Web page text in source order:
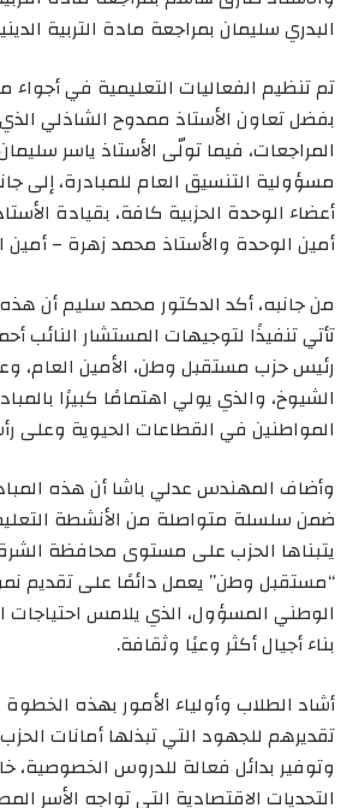
البدري سليمان بمراجعة مادة التربية
تم تنظيم الفعاليات التعليمية في
بفضل تعاون الأستاذ ممدوح الشاذلي
المراجعات، فيما تولّى الأستاذ ياسر
مسؤولية التنسيق العام للمبادرة، إلى
أعضاء الوحدة الحزبية كافة، بقيادة
أمين الوحدة والأستاذ محمد زهرة – أمين
من جانبه، أكد الدكتور محمد سليم أن هذه
تأتي تنفيذًا لتوجيهات المستشار النائب
رئيس حزب مستقبل وطن، الأمين
الشيوخ، والذي يولي اهتمامًا كبيرًا
المواطنين في القطاعات الحيوية وعلى
وأضاف المهندس عدلي باشا أن هذه
ضمن سلسلة متواصلة من الأنشطة
يتبناها الحزب على مستوى محافظة
“مستقبل وطن” يعمل دائمًا على تقديم
الوطني المسؤول، الذي يلامس
بناء أجيال أكثر وعيًا وثقافة.
أشاد الطلاب وأولياء الأمور بهذه
تقديرهم للجهود التي تبذلها أمانات الحزب
وتوفير بدائل فعالة للدروس
التحديات الاقتصادية التي تواجه الأسر